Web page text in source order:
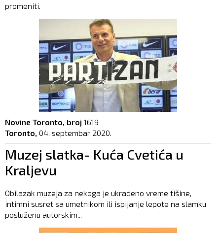
promeniti.
Novine Toronto, broj 1619
Toronto, 04. septembar 2020.
Muzej slatka- Kuća Cvetića u
Kraljevu
Obilazak muzeja za nekoga je ukradeno vreme tišine,
intimni susret sa umetnikom ili ispijanje lepote na slamku
posluženu autorskim...